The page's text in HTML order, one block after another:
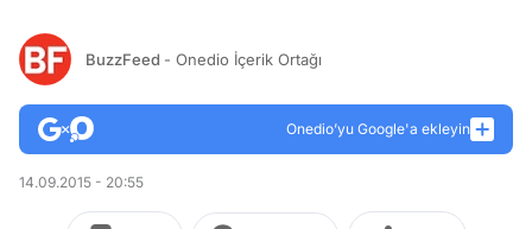
BuzzFeed - Onedio İçerik Ortağı
Onedio’yu Google'a ekleyin
14.09.2015 - 20:55